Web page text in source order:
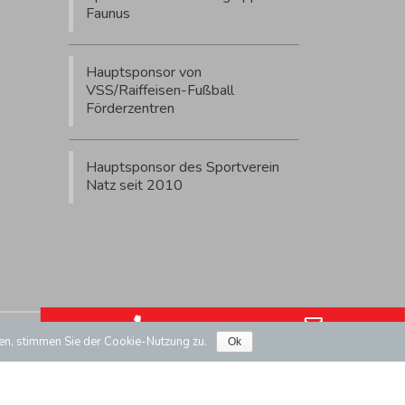
Faunus
Hauptsponsor von
VSS/Raiffeisen-Fußball
Förderzentren
Hauptsponsor des Sportverein
Natz seit 2010
Mwst Nr/P. IVA.: IT02732080219
Phone Number for calling
Email
stimmen Sie der Cookie-Nutzung zu. Ok